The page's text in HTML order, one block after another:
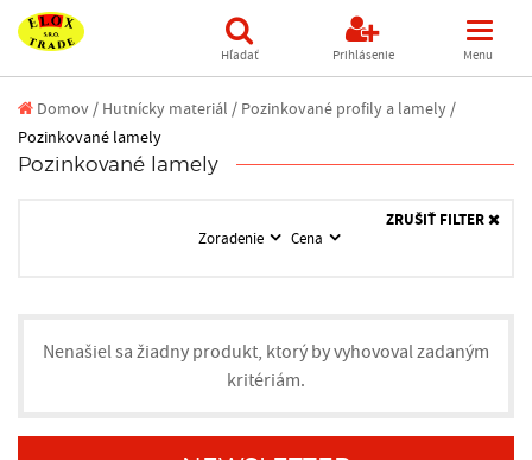
Hľadať Prihlásenie Menu
Domov/ Hutnícky materiál / Pozinkované profily a lamely /
Pozinkované lamely
Pozinkované lamely
Zoradenie Cena
ZRUŠIŤ FILTER
Nenašiel sa žiadny produkt, ktorý by vyhovoval zadaným
kritériám.